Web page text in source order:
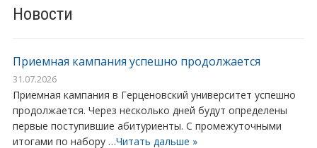
Новости
Приемная кампания успешно продолжается
31.07.2026
Приемная кампания в Герценовский университет успешно
продолжается. Через несколько дней будут определены
первые поступившие абитуриенты. С промежуточными
итогами по набору …Читать дальше »